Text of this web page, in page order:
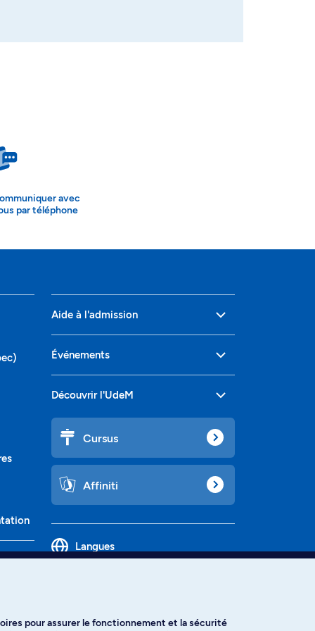
avec
par téléphone
Aide à l'admission
Événements
Découvrir l'UdeM
Cursus
Affiniti
Langues
pour assurer le fonctionnement et la sécurité